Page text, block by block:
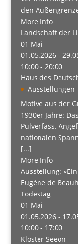
den
More Info
Landschaft der
01 Mai
01.05.2026 -
10:00 - 20:00
Haus des
Ausstellungen
Motive aus der
1930er Jahre:
Pulverfass.
nationalen
[...]
More Info
Ausstellung:
Eugène de
Todestag
01 Mai
01.05.2026 -
10:00 - 17:00
Kloster Seeon